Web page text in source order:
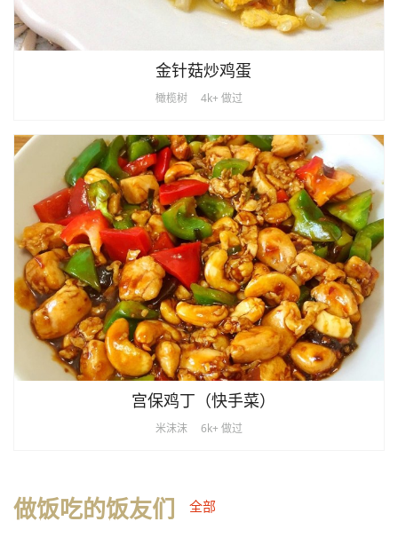
金针菇炒鸡蛋
橄榄树 4k+ 做过
宫保鸡丁（快手菜）
米沫沫 6k+ 做过
做饭吃的饭友们 全部